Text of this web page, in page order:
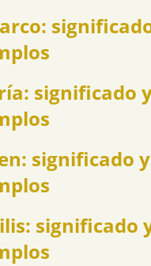
significado
significado y
significado